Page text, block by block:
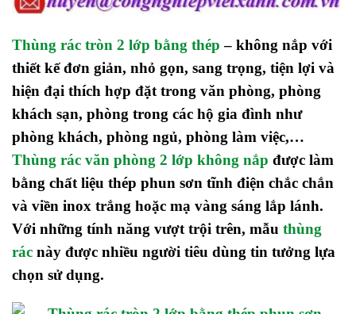
Thùng rác tròn 2 lớp bằng thép – không nắp với
thiết kế đơn giản, nhỏ gọn, sang trọng, tiện lợi và
hiện đại thích hợp đặt trong văn phòng, phòng
khách sạn, phòng trong các hộ gia đình như
phòng khách, phòng ngủ, phòng làm việc,…
Thùng rác văn phòng 2 lớp không nắp được làm
bằng chất liệu thép phun sơn tĩnh điện chắc chắn
và viền inox trắng hoặc mạ vàng sáng lắp lánh.
Với những tính năng vượt trội trên, mẫu thùng
rác này được nhiều người tiêu dùng tin tưởng lựa
chọn sử dụng.